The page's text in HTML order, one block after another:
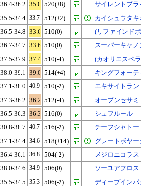
36.4-36.2 35.0 520(+8)
サイレントプラ
35.5-34.4 33.7 512(+2)
カイシュウタキ
36.5-34.8 33.6 510(0)
(リファインド
36.7-34.7 33.6 510(0)
スーパーキャノ
37.5-37.9 37.4 510(-4)
(カオリエスペ
38.0-39.1 39.0 514(+4)
キングフォーテ
37.1-38.0 40.9 510(-2)
エキサイトラン
37.3-36.2 36.2 512(-4)
オープンセサミ
36.5-36.3 36.3 516(0)
シュフルール
30.8-38.7 40.7 516(-2)
チーフシャトー
37.1-34.4 34.6 518(+14)
グレートボヤー
36.4-36.1 36.8 504(-2)
メジロニコラス
38.0-34.6 34.9 506(0)
ソーユアフロス
35.5-34.5 35.3 506(-2)
ディープインパ